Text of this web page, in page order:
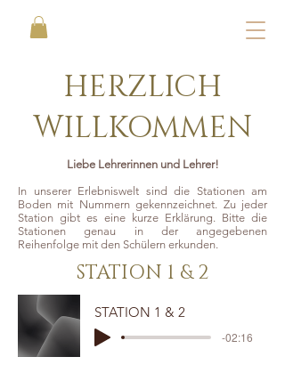
HERZLICH
WILLKOMMEN
Liebe Lehrerinnen und Lehrer!
In unserer Erlebniswelt sind die Stationen am
Boden mit Nummern gekennzeichnet. Zu jeder
Station gibt es eine kurze Erklärung. Bitte die
Stationen genau in der angegebenen
Reihenfolge mit den Schülern erkunden.
STATION 1 & 2
STATION 1 & 2
-02:16